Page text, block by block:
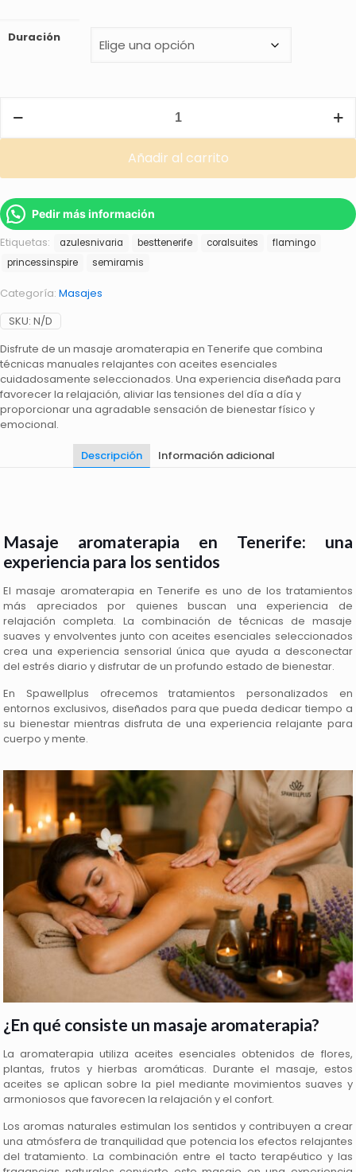
Duración
aromaterapia
Añadir al carrito
Pedir más información
Etiquetas: azulesnivaria besttenerife coralsuites
flamingo
princessinspire
semiramis
Categoría: Masajes
SKU: N/D
Disfrute de un masaje aromaterapia en Tenerife que combina
técnicas manuales relajantes con aceites esenciales
cuidadosamente seleccionados. Una experiencia diseñada para
favorecer la relajación, aliviar las tensiones del día a día y
proporcionar una agradable sensación de bienestar físico y
emocional.
Descripción Información adicional
Masaje aromaterapia en Tenerife: una
experiencia para los sentidos
El masaje aromaterapia en Tenerife es uno de los tratamientos
más apreciados por quienes buscan una experiencia de
relajación completa. La combinación de técnicas de masaje
suaves y envolventes junto con aceites esenciales seleccionados
crea una experiencia sensorial única que ayuda a desconectar
del estrés diario y disfrutar de un profundo estado de bienestar.
En Spawellplus ofrecemos tratamientos personalizados en
entornos exclusivos, diseñados para que pueda dedicar tiempo a
su bienestar mientras disfruta de una experiencia relajante para
cuerpo y mente.
¿En qué consiste un masaje aromaterapia?
La aromaterapia utiliza aceites esenciales obtenidos de flores,
plantas, frutos y hierbas aromáticas. Durante el masaje, estos
aceites se aplican sobre la piel mediante movimientos suaves y
armoniosos que favorecen la relajación y el confort.
Los aromas naturales estimulan los sentidos y contribuyen a crear
una atmósfera de tranquilidad que potencia los efectos relajantes
del tratamiento. La combinación entre el tacto terapéutico y las